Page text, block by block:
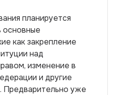
планируется
основные
как закрепление
над
изменение в
и другие
Предварительно уже